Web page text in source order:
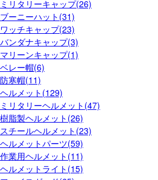
ミリタリーキャップ(26)
ブーニーハット(31)
ワッチキャップ(23)
バンダナキャップ(3)
マリーンキャップ(1)
ベレー帽(6)
防寒帽(11)
ヘルメット(129)
ミリタリーヘルメット(47)
樹脂製ヘルメット(26)
スチールヘルメット(23)
ヘルメットパーツ(59)
作業用ヘルメット(11)
ヘルメットライト(15)